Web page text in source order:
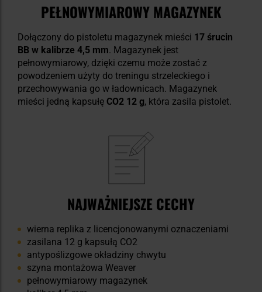
PEŁNOWYMIAROWY MAGAZYNEK
Dołączony do pistoletu magazynek mieści 17 śrucin
BB w kalibrze 4,5 mm. Magazynek jest
pełnowymiarowy, dzięki czemu może zostać z
powodzeniem użyty do treningu strzeleckiego i
przechowywania go w ładownicach. Magazynek
mieści jedną kapsułę CO2 12 g, która zasila pistolet.
NAJWAŻNIEJSZE CECHY
wierna replika z licencjonowanymi oznaczeniami
zasilana 12 g kapsułą CO2
antypoślizgowe okładziny chwytu
szyna montażowa Weaver
pełnowymiarowy magazynek